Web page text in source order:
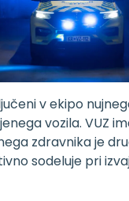
v ekipo
vozila. VUZ
zdravnika je
sodeluje pri